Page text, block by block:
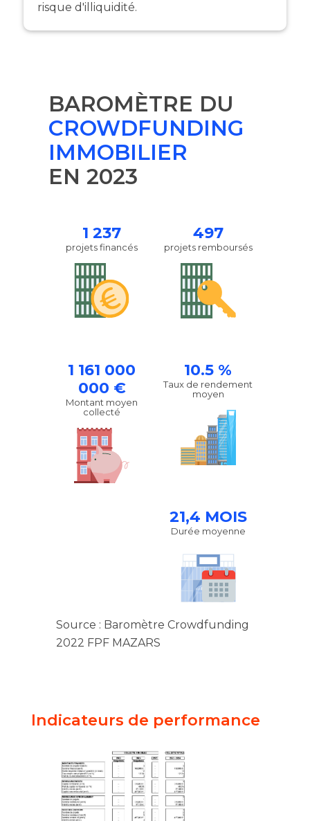
risque d'illiquidité.
BAROMÈTRE DU
CROWDFUNDING
IMMOBILIER
EN 2023
1 237
projets financés
497
projets remboursés
1 161 000
000 €
Montant moyen
collecté
10.5 %
Taux de rendement
moyen
21,4 MOIS
Durée moyenne
Source : Baromètre Crowdfunding
2022 FPF MAZARS
Indicateurs de performance